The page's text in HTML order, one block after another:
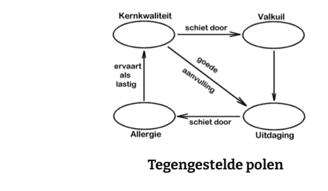
Tegengestelde polen